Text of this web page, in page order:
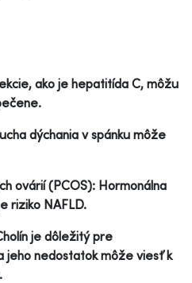
ako je hepatitída C, môžu
dýchania v spánku môže
ovárií (PCOS): Hormonálna
riziko NAFLD.
je dôležitý pre
jeho nedostatok môže viesť k